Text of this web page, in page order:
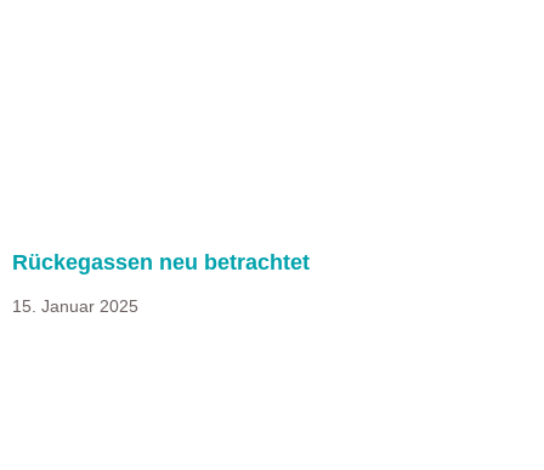
Rückegassen neu betrachtet
15. Januar 2025